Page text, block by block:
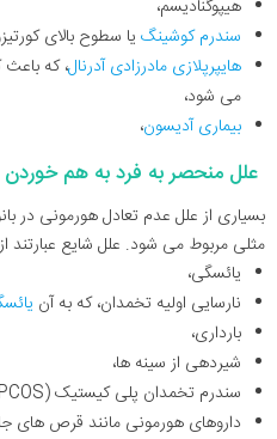
هیپوگنادیسم،
سندرم کوشینگ یا سطوح بالای
هایپرپلازی مادرزادی آدرنال، که
می شود،
بیماری آدیسون،
علل منحصر به فرد به هم خوردن
بسیاری از علل عدم تعادل هورمونی در
مثلی مربوط می شود. علل شایع عبارتند
یائسگی،
نارسایی اولیه تخمدان، که به آن
بارداری،
شیردهی از سینه ها،
سندرم تخمدان پلی کیستیک (PCOS)،
داروهای هورمونی مانند قرص های